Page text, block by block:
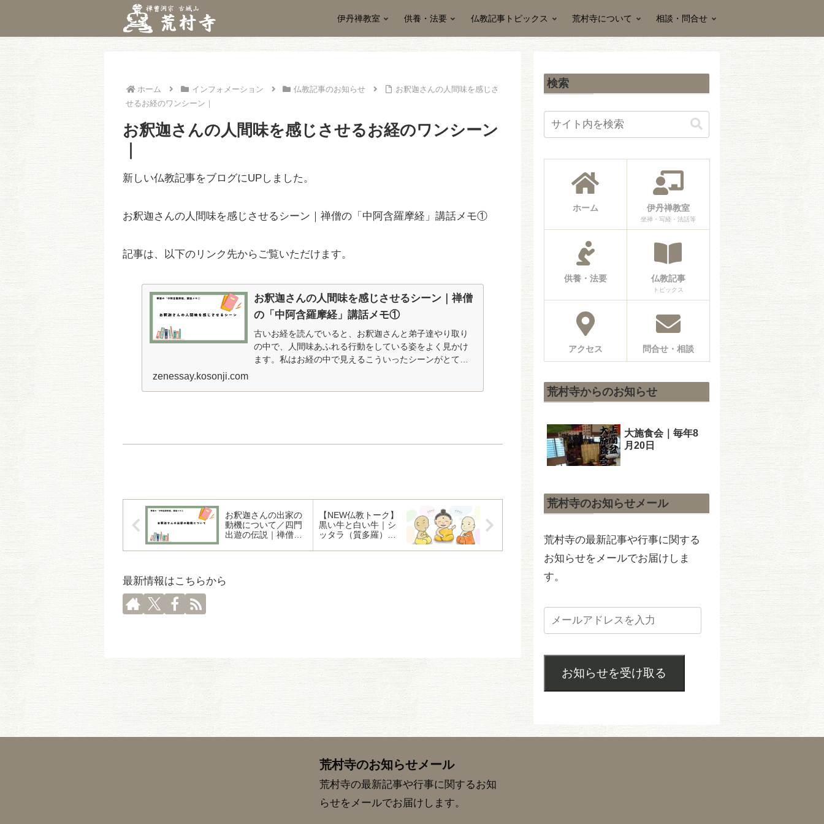
伊丹禅教室 供養・法要 仏教記事トピックス 荒村寺について 相談・問合せ
ホーム インフォメーション 仏教記事のお知らせ
お釈迦さんの人間味を感じさ
せるお経のワンシーン｜
お釈迦さんの人間味を感じさせるお経のワンシーン
新しい仏教記事をブログにUPしました。
お釈迦さんの人間味を感じさせるシーン｜禅僧の「中阿含羅摩経」講話メモ①
記事は、以下のリンク先からご覧いただけます。
お釈迦さんの人間味を感じさせるシーン｜禅僧
の「中阿含羅摩経」講話メモ①
古いお経を読んでいると、お釈迦さんと弟子達やり取り
の中で、人間味あふれる行動をしている姿をよく見かけ
ます。私はお経の中で見えるこういったシーンがとても
zenessay.kosonji.com
お釈迦さんの出家の
動機について／四門
出遊の伝説｜禅僧の
話メモ②
【NEW仏教トーク】
黒い牛と白い牛｜シ
ッタラ（質多羅）長
最新情報はこちらから
検索
ホーム 伊丹禅教室
坐禅・写経・法話等
供養・法要 仏教記事
トピックス
アクセス 問合せ・相談
荒村寺からのお知らせ
大施食会｜毎年8
月20日
荒村寺のお知らせメール
荒村寺の最新記事や行事に関する
お知らせをメールでお届けしま
す。
お知らせを受け取る
荒村寺のお知らせメール
荒村寺の最新記事や行事に関するお知
らせをメールでお届けします。